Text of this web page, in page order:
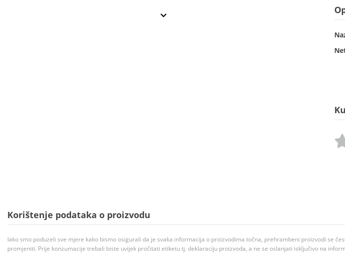
Korištenje podataka o proizvodu
Iako smo poduzeli sve mjere kako bismo osigurali da je svaka informacija o proizvodima točna, prehrambeni proizvodi se
promjeniti. Prije konzumacije trebali biste uvijek pročitati etiketu tj. deklaraciju proizvoda, a ne se oslanjati isključivo na